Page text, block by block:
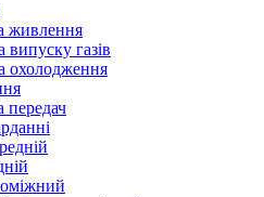
живлення
випуску газів
охолодження
передач